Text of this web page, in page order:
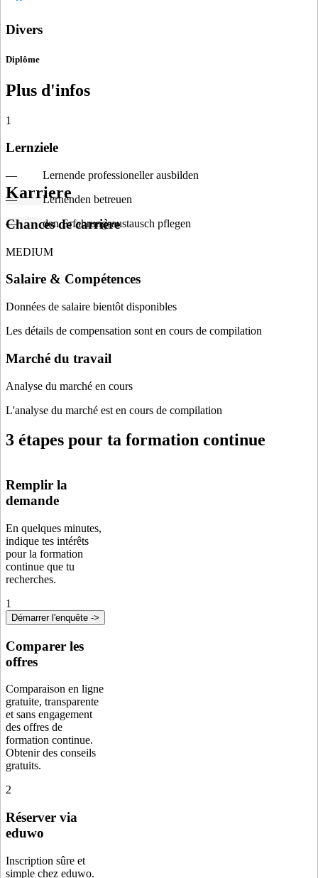
Divers
Diplôme
Plus d'infos
1
Lernziele
— Lernende professioneller ausbilden
—Lernenden betreuen
—den Erfahrungsaustausch pflegen
Karriere
Chances de carrière
MEDIUM
Salaire & Compétences
Données de salaire bientôt disponibles
Les détails de compensation sont en cours de compilation
Marché du travail
Analyse du marché en cours
L'analyse du marché est en cours de compilation
3 étapes pour ta formation continue
Remplir la
demande
En quelques minutes,
indique tes intérêts
pour la formation
continue que tu
recherches.
1
Démarrer l'enquête ->
Comparer les
offres
Comparaison en ligne
gratuite, transparente
et sans engagement
des offres de
formation continue.
Obtenir des conseils
gratuits.
2
Réserver via
eduwo
Inscription sûre et
simple chez eduwo.